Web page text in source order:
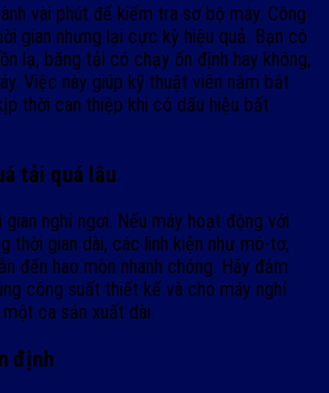
vài phút để kiểm tra sơ bộ máy. Công
gian nhưng lại cực kỳ hiệu quả. Bạn có
lạ, băng tải có chạy ổn định hay không,
Việc này giúp kỹ thuật viên nắm bắt
thời can thiệp khi có dấu hiệu bất
tải quá lâu
nghỉ ngơi. Nếu máy hoạt động với
thời gian dài, các linh kiện như mô-tơ,
đến hao mòn nhanh chóng. Hãy đảm
công suất thiết kế và cho máy nghỉ
ca sản xuất dài.
định